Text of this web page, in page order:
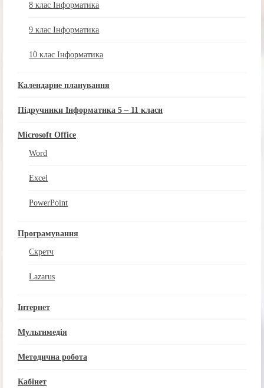
8 клас Інформатика
9 клас Інформатика
10 клас Інформатика
Календарне планування
Підручники Інформатика 5 – 11 класи
Microsoft Office
Word
Excel
PowerPoint
Програмування
Скретч
Lazarus
Інтернет
Мультимедія
Методична робота
Кабінет